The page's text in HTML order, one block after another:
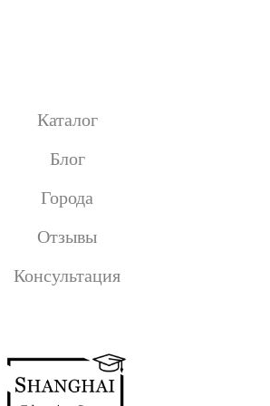
Каталог
Блог
Города
Отзывы
Консультация